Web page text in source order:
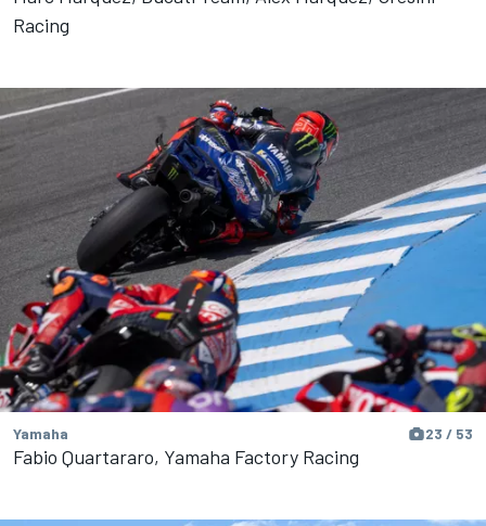
Racing
Yamaha 23 / 53
Fabio Quartararo, Yamaha Factory Racing